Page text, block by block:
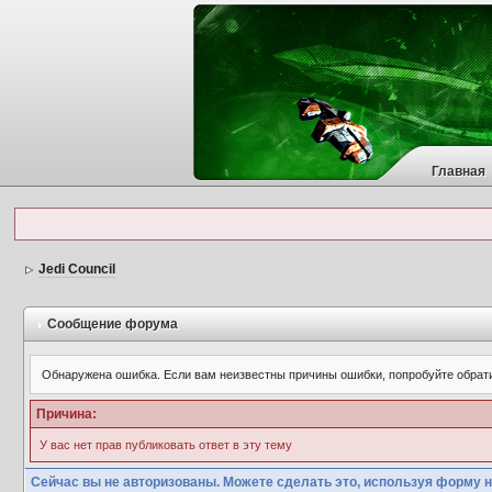
Главная
Jedi Council
Сообщение форума
Обнаружена ошибка. Если вам неизвестны причины ошибки, попробуйте
Причина:
У вас нет прав публиковать ответ в эту тему
Сейчас вы не авторизованы. Можете сделать это, используя форму